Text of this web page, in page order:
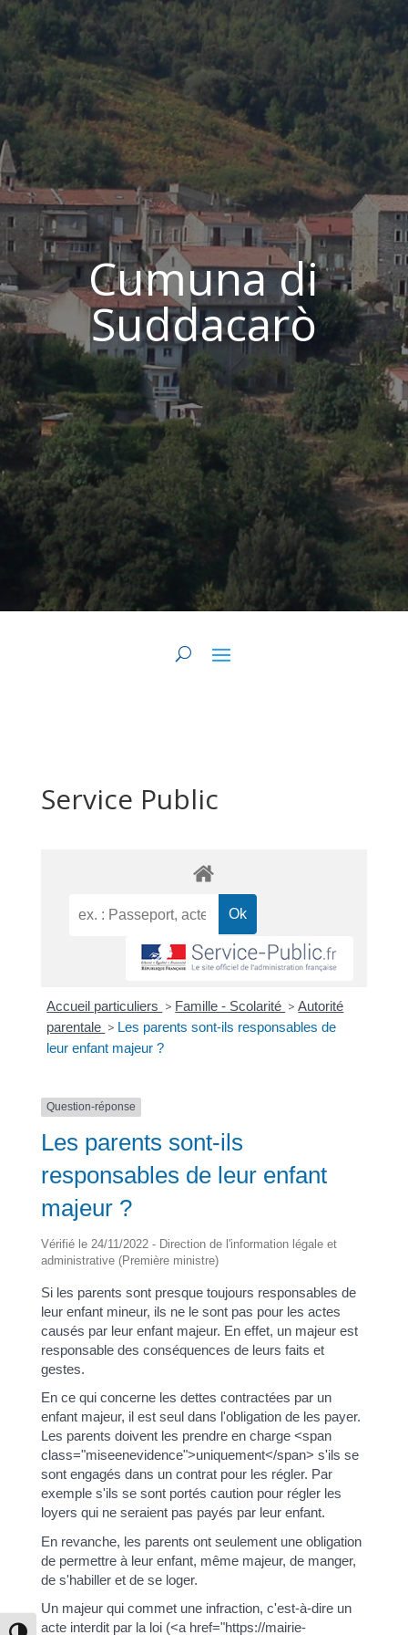
Cumuna di
Suddacarò
Service Public
Accueil particuliers > Famille - Scolarité > Autorité
parentale > Les parents sont-ils responsables de
leur enfant majeur ?
Question-réponse
Les parents sont-ils
responsables de leur enfant
majeur ?
Vérifié le 24/11/2022 - Direction de l'information légale et
administrative (Première ministre)
Si les parents sont presque toujours responsables de
leur enfant mineur, ils ne le sont pas pour les actes
causés par leur enfant majeur. En effet, un majeur est
responsable des conséquences de leurs faits et
gestes.
En ce qui concerne les dettes contractées par un
enfant majeur, il est seul dans l'obligation de les payer.
Les parents doivent les prendre en charge <span
class="miseenevidence">uniquement</span> s'ils se
sont engagés dans un contrat pour les régler. Par
exemple s'ils se sont portés caution pour régler les
loyers qui ne seraient pas payés par leur enfant.
En revanche, les parents ont seulement une obligation
de permettre à leur enfant, même majeur, de manger,
de s'habiller et de se loger.
Un majeur qui commet une infraction, c'est-à-dire un
acte interdit par la loi (<a href="https://mairie-